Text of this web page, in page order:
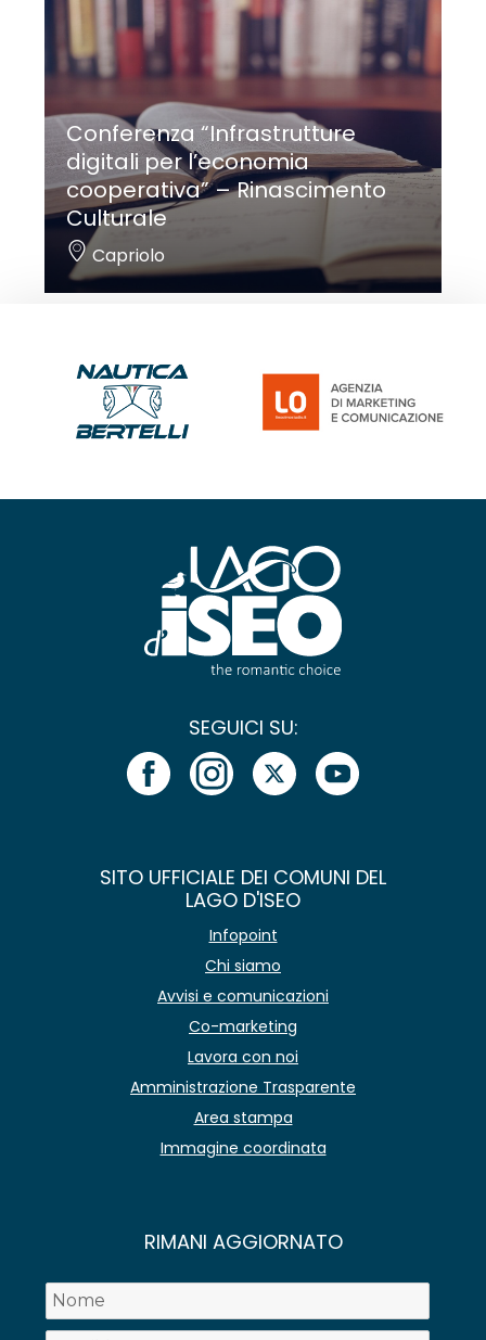
Conferenza “Infrastrutture
digitali per l’economia
cooperativa” – Rinascimento
Culturale
Capriolo
SEGUICI SU:
SITO UFFICIALE DEI COMUNI DEL
LAGO D'ISEO
Infopoint
Chi siamo
Avvisi e comunicazioni
Co-marketing
Lavora con noi
Amministrazione Trasparente
Area stampa
Immagine coordinata
RIMANI AGGIORNATO